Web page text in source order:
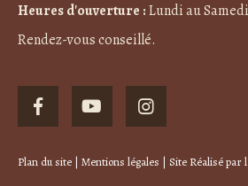
Heures d'ouverture :Lundi au
Rendez-vous conseillé.
Plan du site | Mentions légales | Site Réalisé par